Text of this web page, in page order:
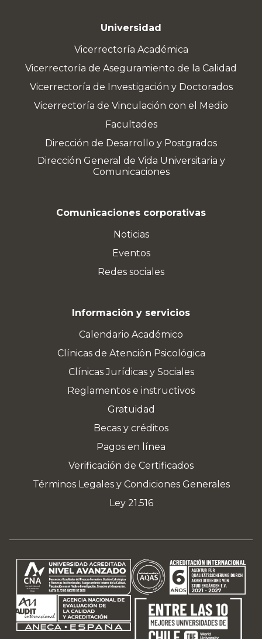
Universidad
Vicerrectoría Académica
Vicerrectoría de Aseguramiento de la Calidad
Vicerrectoría de Investigación y Doctorados
Vicerrectoría de Vinculación con el Medio
Facultades
Dirección de Desarrollo y Postgrados
Dirección General de Vida Universitaria y
Comunicaciones
Comunicaciones corporativas
Noticias
Eventos
Redes sociales
Información y servicios
Calendario Académico
Clínicas de Atención Psicológica
Clínicas Jurídicas y Sociales
Reglamentos e instructivos
Gratuidad
Becas y créditos
Pagos en línea
Verificación de Certificados
Términos Legales y Condiciones Generales
Ley 21.516